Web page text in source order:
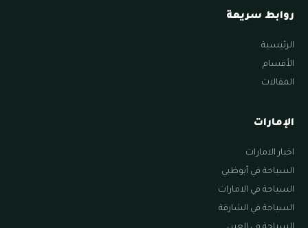
روابط سريعة
الرئيسية
الأقسام
المقالات
الإمارات
اخبار الامارات
السياحة في أبوظبي
السياحة في الامارات
السياحة في الشارقة